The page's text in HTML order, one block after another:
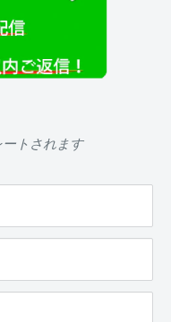
トされます